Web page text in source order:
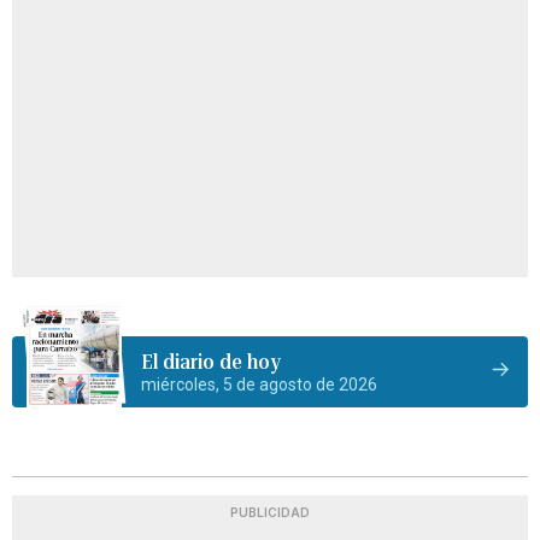
El diario de hoy
miércoles, 5 de agosto de 2026
PUBLICIDAD